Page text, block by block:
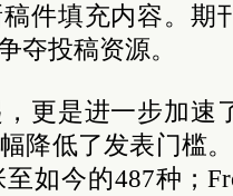
件填充内容。期
夺投稿资源。
更是进一步加速
降低了发表门槛
如今的487种；